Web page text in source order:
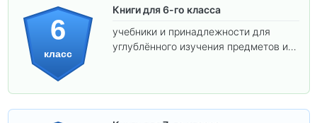
6
класс
Книги для 6-го класса
учебники и принадлежности для
углублённого изучения предметов и